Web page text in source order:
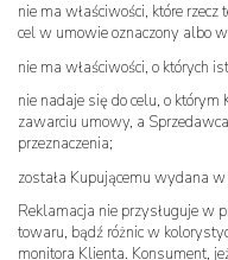
nie ma właściwości, które
cel w umowie oznaczony albo
nie ma właściwości, o których
nie nadaje się do celu, o
zawarciu umowy, a
przeznaczenia;
została Kupującemu wydana
Reklamacja nie przysługuje w
towaru, bądź różnic w
monitora Klienta. Konsument,